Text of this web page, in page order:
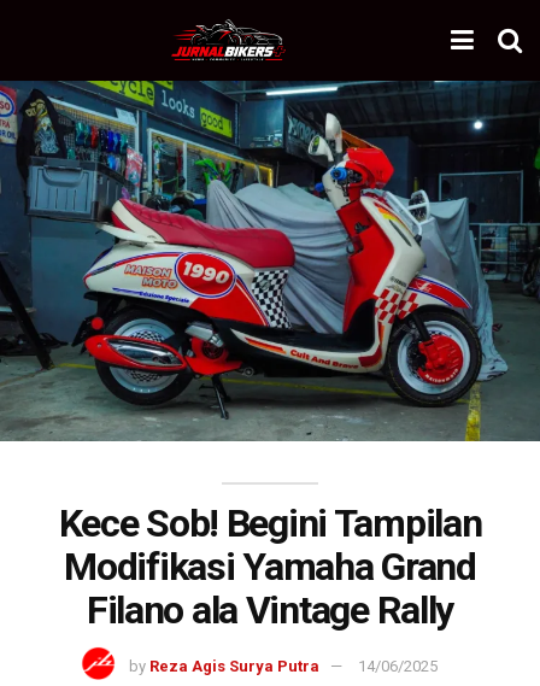
Kece Sob! Begini Tampilan
Modifikasi Yamaha Grand
Filano ala Vintage Rally
by Reza Agis Surya Putra 14/06/2025